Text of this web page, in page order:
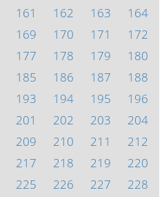
161 162 163
164
169 170 171
172
177 178 179
180
185 186 187
188
193 194 195
196
201 202 203
204
209 210 211
212
217 218 219
220
225 226 227
228